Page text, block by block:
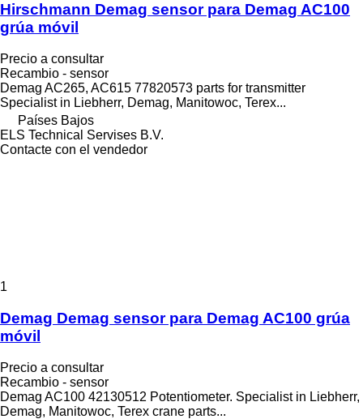
Hirschmann Demag sensor para Demag AC100
grúa móvil
Precio a consultar
Recambio - sensor
Demag AC265, AC615 77820573 parts for transmitter
Specialist in Liebherr, Demag, Manitowoc, Terex...
Países Bajos
ELS Technical Servises B.V.
Contacte con el vendedor
1
Demag Demag sensor para Demag AC100 grúa
móvil
Precio a consultar
Recambio - sensor
Demag AC100 42130512 Potentiometer. Specialist in Liebherr,
Demag, Manitowoc, Terex crane parts...